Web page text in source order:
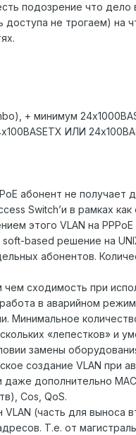
подозрение что
не трогаем) на
+ минимум
ИЛИ
абонент не
Switch’и в рамках
этого VLAN на
based решение на
абонентов.
сходимость при
в аварийном
Минимальное
«лепестков» и
замены
создание VLAN при
дополнительно
Cos, QoS.
(часть для выноса
Т.е. от